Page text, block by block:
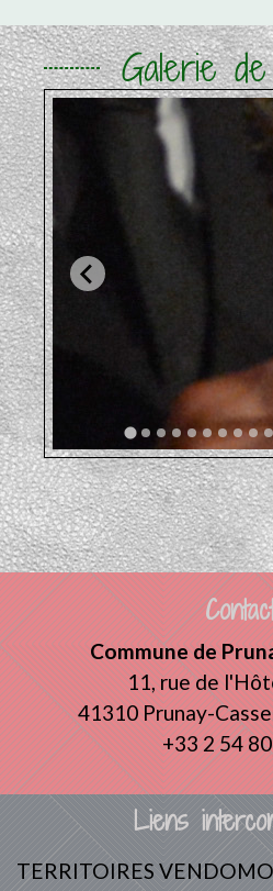
Galerie
Commune de
11, rue de
41310 Prunay-
+33 2 54
Liens